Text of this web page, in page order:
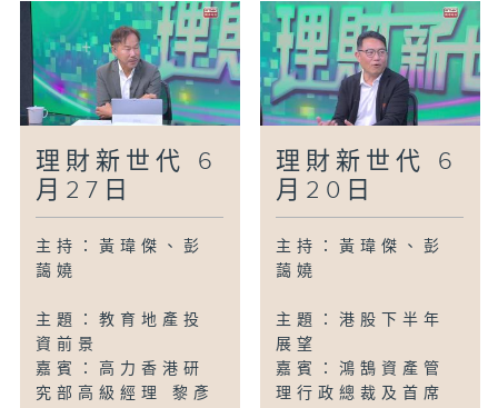
理財新世代 6
月27日
主持：黃瑋傑、彭
藹嬈
主題：教育地產投
資前景
嘉賓：高力香港研
究部高級經理 黎彥
理財新世代 6
月20日
主持：黃瑋傑、彭
藹嬈
主題：港股下半年
展望
嘉賓：鴻鵠資產管
理行政總裁及首席